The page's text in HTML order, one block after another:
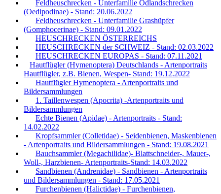
Feldheuschrecken - Unterfamilie Ödlandschrecken
(Oedipodinae) - Stand: 20.06.2022
Feldheuschrecken - Unterfamilie Grashüpfer
(Gomphocerinae) - Stand: 09.01.2022
HEUSCHRECKEN ÖSTERREICHS
HEUSCHRECKEN der SCHWEIZ - Stand: 02.03.2022
HEUSCHRECKEN EUROPAS - Stand: 07.11.2021
Hautflügler (Hymenoptera) Deutschlands - Artenportraits
Hautflügler, z.B. Bienen, Wespen- Stand: 19.12.2022
Hautflügler Hymenoptera - Artenportraits und
Bildersammlungen
1. Taillenwespen (Apocrita) -Artenportraits und
Bildersammlungen
Echte Bienen (Apidae) - Artenportraits - Stand:
14.02.2022
Kropfsammler (Colletidae) - Seidenbienen, Maskenbienen
- Artenportraits und Bildersammlungen - Stand: 19.08.2021
Bauchsammler (Megachilidae)- Blattschneider-, Mauer-,
Woll-, Harzbienen- Artenportraits-Stand: 14.03.2022
Sandbienen (Andrenidae) - Sandbienen - Artenportraits
und Bildersammlungen - Stand: 17.05.2021
Furchenbienen (Halictidae) - Furchenbienen,